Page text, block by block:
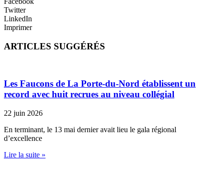
Twitter
LinkedIn
Imprimer
ARTICLES SUGGÉRÉS
Les Faucons de La Porte-du-Nord établissent un
record avec huit recrues au niveau collégial
22 juin 2026
En terminant, le 13 mai dernier avait lieu le gala régional
d’excellence
Lire la suite »